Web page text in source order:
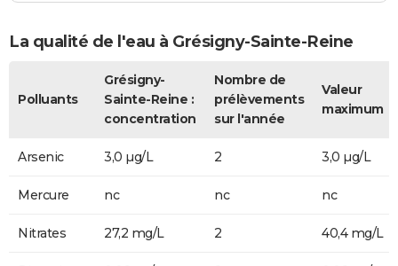
La qualité de l'eau à Grésigny-Sainte-Reine
Polluants
Grésigny-
Sainte-Reine :
concentration
Nombre de
prélèvements
sur l'année
Valeur
maximum
Arsenic 3,0 µg/L 2 3,0 µg/L
Mercure nc nc nc
Nitrates 27,2 mg/L 2 40,4 mg/L